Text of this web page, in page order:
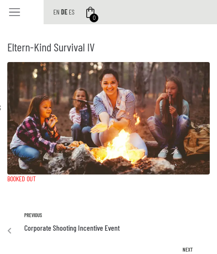
EN DE ES
0
Eltern-Kind Survival IV
BOOKED OUT
PREVIOUS
Corporate Shooting Incentive Event
NEXT